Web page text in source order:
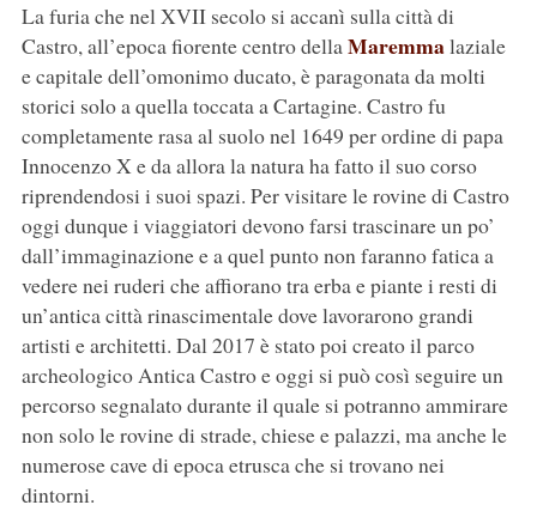
La furia che nel XVII secolo si accanì sulla città di
Castro, all’epoca fiorente centro dellaMaremmalaziale
e capitale dell’omonimo ducato, è paragonata da molti
storici solo a quella toccata a Cartagine. Castro fu
completamente rasa al suolo nel 1649 per ordine di papa
Innocenzo X e da allora la natura ha fatto il suo corso
riprendendosi i suoi spazi. Per visitare le rovine di Castro
oggi dunque i viaggiatori devono farsi trascinare un po’
dall’immaginazione e a quel punto non faranno fatica a
vedere nei ruderi che affiorano tra erba e piante i resti di
un’antica città rinascimentale dove lavorarono grandi
artisti e architetti. Dal 2017 è stato poi creato il parco
archeologico Antica Castro e oggi si può così seguire un
percorso segnalato durante il quale si potranno ammirare
non solo le rovine di strade, chiese e palazzi, ma anche le
numerose cave di epoca etrusca che si trovano nei
dintorni.